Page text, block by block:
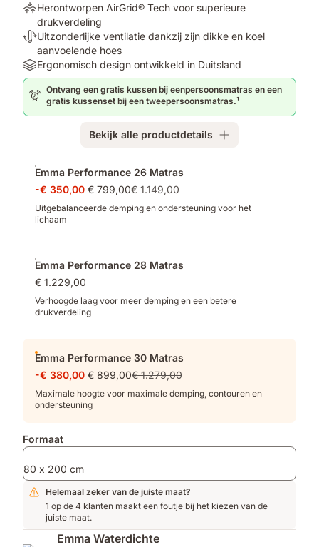
Ondersteuning:
Herontworpen
AirGrid®
Tech
voor
superieure
drukverdeling
Herontworpen AirGrid® Tech voor superieure
drukverdeling
Temperatuurregulerend:
Uitzonderlijke
ventilatie
dankzij
zijn
dikke
hoes
Uitzonderlijke ventilatie dankzij zijn dikke en koel
aanvoelende hoes
Materials:
Ergonomisch
design
ontwikkeld
Ergonomisch design ontwikkeld in Duitsland
Ontvang een gratis kussen bij eenpersoonsmatras en een
gratis kussenset bij een tweepersoonsmatras.¹
Bekijk alle productdetails
producten
Emma Performance 26 Matras
-€ 350,00 € 799,00€ 1.149,00
Uitgebalanceerde demping en ondersteuning voor het
lichaam
Emma Performance 28 Matras
€ 1.229,00
Verhoogde laag voor meer demping en een betere
drukverdeling
Emma Performance 30 Matras
-€ 380,00 € 899,00€ 1.279,00
Maximale hoogte voor maximale demping, contouren en
ondersteuning
Formaat
80 x 200 cm
Helemaal zeker van de juiste maat?
1 op de 4 klanten maakt een foutje bij het kiezen van de
juiste maat.
Emma Waterdichte